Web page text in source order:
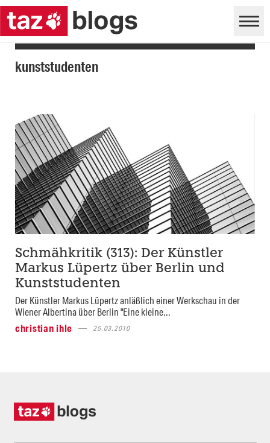
kunststudenten
Schmähkritik (313): Der Künstler
Markus Lüpertz über Berlin und
Kunststudenten
Der Künstler Markus Lüpertz anläßlich einer Werkschau in der
Wiener Albertina über Berlin "Eine kleine...
christian ihle
25.03.2010